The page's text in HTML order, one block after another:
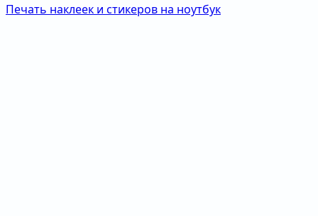
Печать наклеек и стикеров на ноутбук